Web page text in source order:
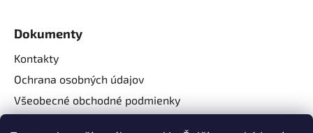
Dokumenty
Kontakty
Ochrana osobných údajov
Všeobecné obchodné podmienky